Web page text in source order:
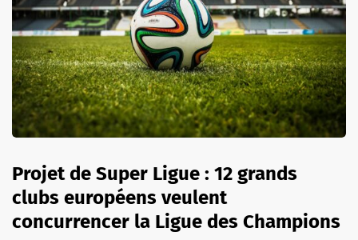
Projet de Super Ligue : 12 grands
clubs européens veulent
concurrencer la Ligue des Champions